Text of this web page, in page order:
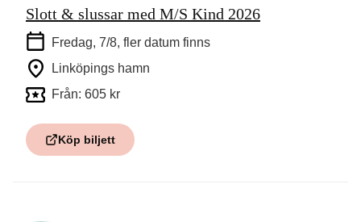
Slott & slussar med M/S Kind 2026
Fredag, 7/8, fler datum finns
Linköpings hamn
Från: 605 kr
Köp biljett